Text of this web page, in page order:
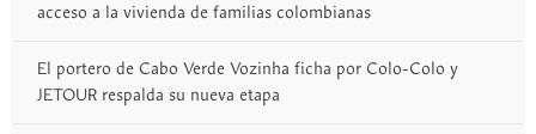
acceso a la vivienda de familias colombianas
El portero de Cabo Verde Vozinha ficha por Colo-Colo y
JETOUR respalda su nueva etapa